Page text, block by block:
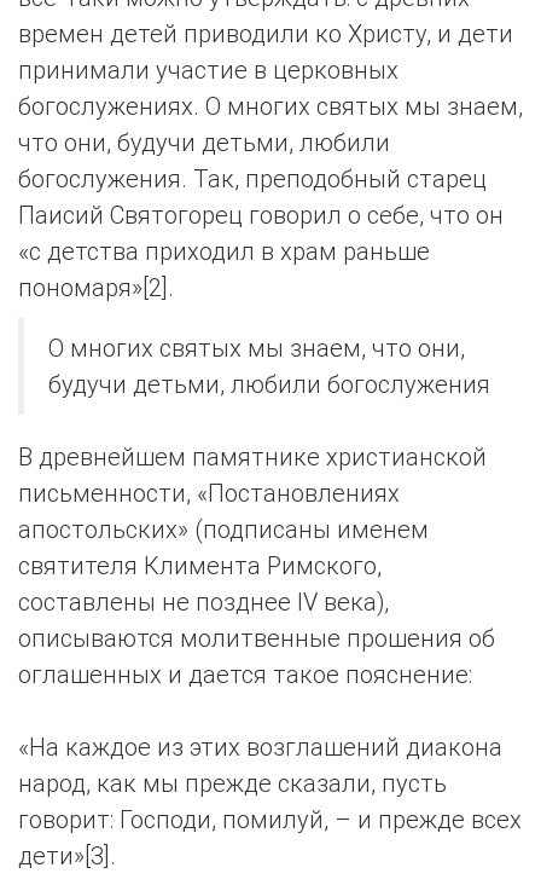
времен детей приводили ко Христу, и дети
принимали участие в церковных
богослужениях. О многих святых мы знаем,
что они, будучи детьми, любили
богослужения. Так, преподобный старец
Паисий Святогорец говорил о себе, что он
«с детства приходил в храм раньше
пономаря»[2].
О многих святых мы знаем, что они,
будучи детьми, любили богослужения
В древнейшем памятнике христианской
письменности, «Постановлениях
апостольских» (подписаны именем
святителя Климента Римского,
составлены не позднее IV века),
описываются молитвенные прошения об
оглашенных и дается такое пояснение:
«На каждое из этих возглашений диакона
народ, как мы прежде сказали, пусть
говорит: Господи, помилуй, – и прежде всех
дети»[3].